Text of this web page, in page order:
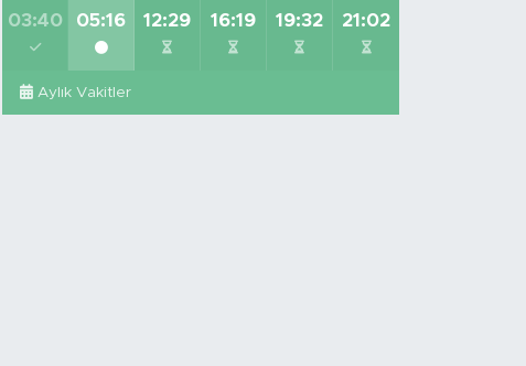
03:40 05:16 12:29 16:19 19:32 21:02
Aylık Vakitler